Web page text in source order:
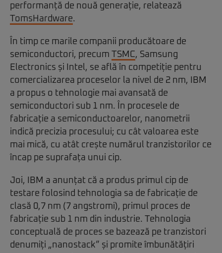
performanță de nouă generație, relatează
TomsHardware.
În timp ce marile companii producătoare de
semiconductori, precum
TSMC, Samsung
Electronics și Intel, se află în competiție pentru
comercializarea proceselor la nivel de 2 nm, IBM
a propus o tehnologie mai avansată de
semiconductori sub 1 nm. În procesele de
fabricație a semiconductoarelor, nanometrii
indică precizia procesului; cu cât valoarea este
mai mică, cu atât crește numărul tranzistorilor ce
încap pe suprafața unui cip.
Joi, IBM a anunțat că a produs primul cip de
testare folosind tehnologia sa de fabricație de
clasă 0,7 nm (7 angstromi), primul proces de
fabricație sub 1 nm din industrie. Tehnologia
conceptuală de proces se bazează pe tranzistori
denumiți „nanostack” și promite îmbunătățiri